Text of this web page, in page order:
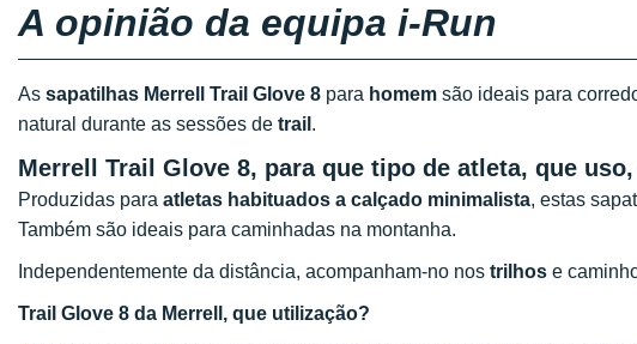
A opinião da equipa i-Run
As sapatilhas Merrell Trail Glove 8 para homem são ideais para
natural durante as sessões de trail .
Merrell Trail Glove 8, para que tipo de atleta, que
Produzidas para atletas habituados a calçado minimalista, estas
Também são ideais para caminhadas na montanha.
Independentemente da distância, acompanham-no nos trilhos e
Trail Glove 8 da Merrell , que utilização?